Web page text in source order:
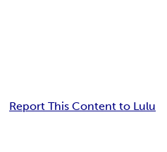
Report This Content to Lulu